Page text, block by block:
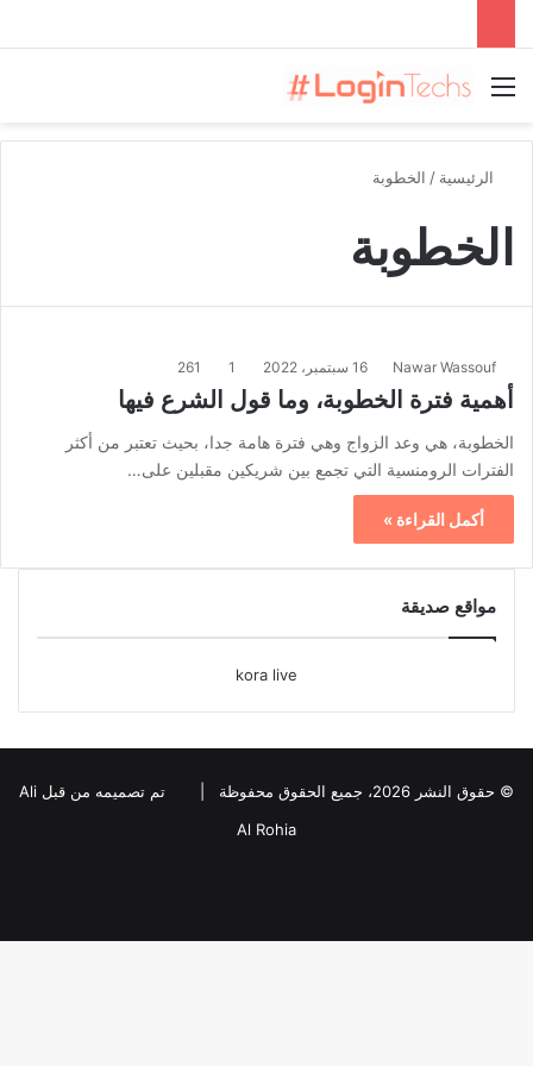
القائمة
الرئيسية / الخطوبة
الخطوبة
Nawar Wassouf 16 سبتمبر، 2022 1
261
أهمية فترة الخطوبة، وما قول الشرع فيها
الخطوبة، هي وعد الزواج وهي فترة هامة جدا، بحيث تعتبر من أكثر
الفترات الرومنسية التي تجمع بين شريكين مقبلين على…
أكمل القراءة »
مواقع صديقة
kora live
© حقوق النشر 2026، جميع الحقوق محفوظة |
تم تصميمه من قبل Ali
Al Rohia